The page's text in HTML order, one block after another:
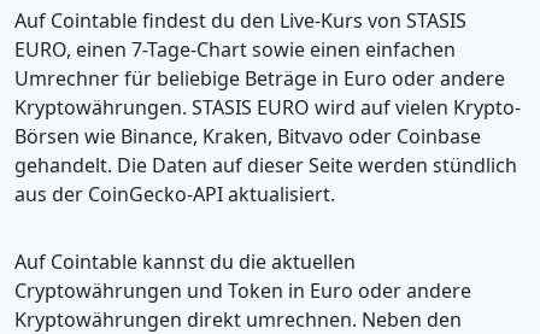
Auf Cointable findest du den Live-Kurs von STASIS
EURO, einen 7-Tage-Chart sowie einen einfachen
Umrechner für beliebige Beträge in Euro oder andere
Kryptowährungen. STASIS EURO wird auf vielen Krypto-
Börsen wie Binance, Kraken, Bitvavo oder Coinbase
gehandelt. Die Daten auf dieser Seite werden stündlich
aus der CoinGecko-API aktualisiert.
Auf Cointable kannst du die aktuellen
Cryptowährungen und Token in Euro oder andere
Kryptowährungen direkt umrechnen. Neben den